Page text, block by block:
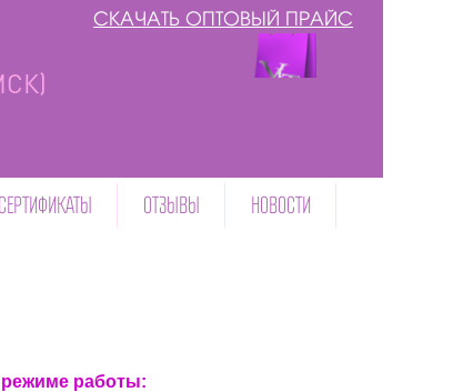
СКАЧАТЬ ОПТОВЫЙ ПРАЙС
СЕРТИФИКАТЫ ОТЗЫВЫ НОВОСТИ
работы: